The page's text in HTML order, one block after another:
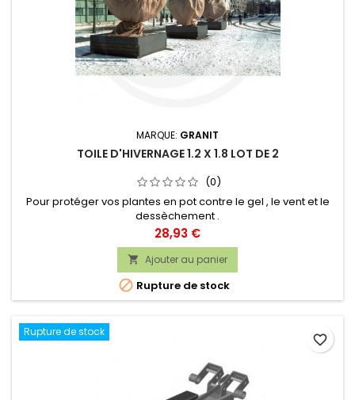
MARQUE: GRANIT
TOILE D'HIVERNAGE 1.2 X 1.8 LOT DE 2
(0)
Pour protéger vos plantes en pot contre le gel , le vent et le
dessèchement .
Prix
28,93 €
 Ajouter au panier
 Rupture de stock
Rupture de stock
favorite_border